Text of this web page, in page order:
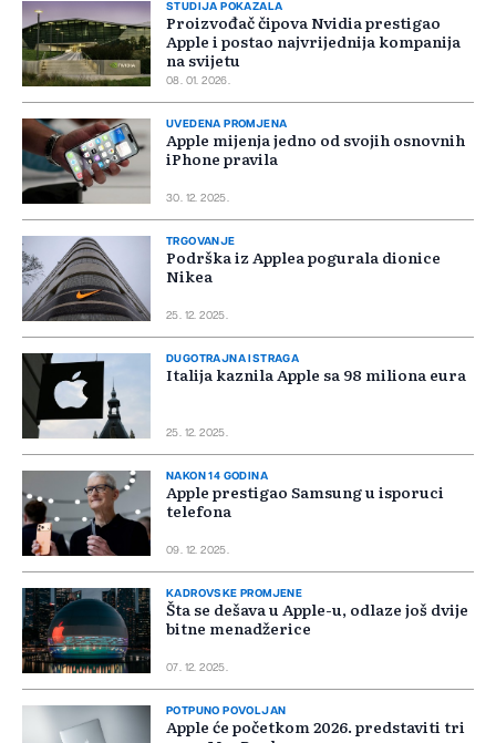
STUDIJA POKAZALA
Proizvođač čipova Nvidia prestigao
Apple i postao najvrijednija kompanija
na svijetu
08. 01. 2026.
UVEDENA PROMJENA
Apple mijenja jedno od svojih osnovnih
iPhone pravila
30. 12. 2025.
TRGOVANJE
Podrška iz Applea pogurala dionice
Nikea
25. 12. 2025.
DUGOTRAJNA ISTRAGA
Italija kaznila Apple sa 98 miliona eura
25. 12. 2025.
NAKON 14 GODINA
Apple prestigao Samsung u isporuci
telefona
09. 12. 2025.
KADROVSKE PROMJENE
Šta se dešava u Apple-u, odlaze još dvije
bitne menadžerice
07. 12. 2025.
POTPUNO POVOLJAN
Apple će početkom 2026. predstaviti tri